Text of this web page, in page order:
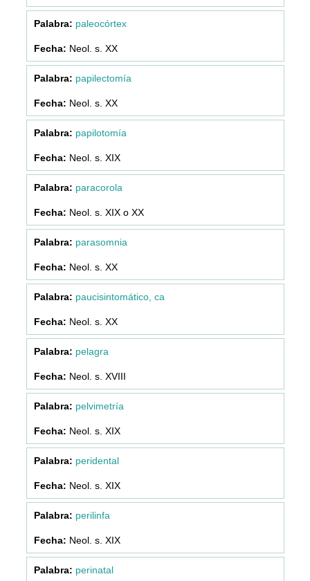
paleocórtex
Neol. s. XX
papilectomía
Neol. s. XX
papilotomía
Neol. s. XIX
paracorola
Neol. s. XIX o XX
parasomnia
Neol. s. XX
paucisintomático, ca
Neol. s. XX
pelagra
Neol. s. XVIII
pelvimetría
Neol. s. XIX
peridental
Neol. s. XIX
perilinfa
Neol. s. XIX
perinatal